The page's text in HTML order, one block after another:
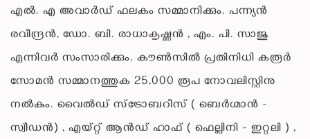
എൽ. എ അവാർഡ് ഫലകം സമ്മാനിക്കും. പന്ന്യൻ
രവീന്ദ്രൻ, ഡോ. ബി. രാധാകൃഷ്ണൻ , എം. പി. സാജു
എന്നിവർ സംസാരിക്കും. കൗൺസിൽ പ്രതിനിധി കരൂർ
സോമൻ സമ്മാനത്തുക 25,000 രൂപ നോവലിസ്റ്റിനു
നൽകും. വൈൽഡ് സ്ട്രോബറീസ് ( ബെർഗ്മാൻ -
സ്വീഡൻ) , എയ്റ്റ് ആൻഡ് ഹാഫ് ( ഫെല്ലിനി - ഇറ്റലി ) ,